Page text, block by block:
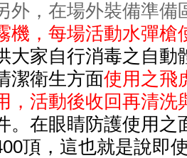
外，在場外裝備準備
機，每場活動水彈槍
大家自行消毒之自動
潔衛生方面使用之飛
，活動後收回再清洗
。在眼睛防護使用之
頂，這也就是說即